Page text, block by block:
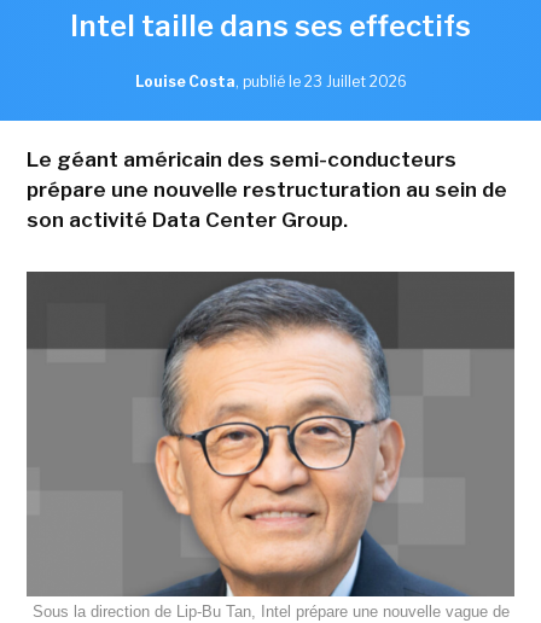
Intel taille dans ses effectifs
Louise Costa, publié le 23 Juillet 2026
Le géant américain des semi-conducteurs
prépare une nouvelle restructuration au sein de
son activité Data Center Group.
Sous la direction de Lip-Bu Tan, Intel prépare une nouvelle vague de